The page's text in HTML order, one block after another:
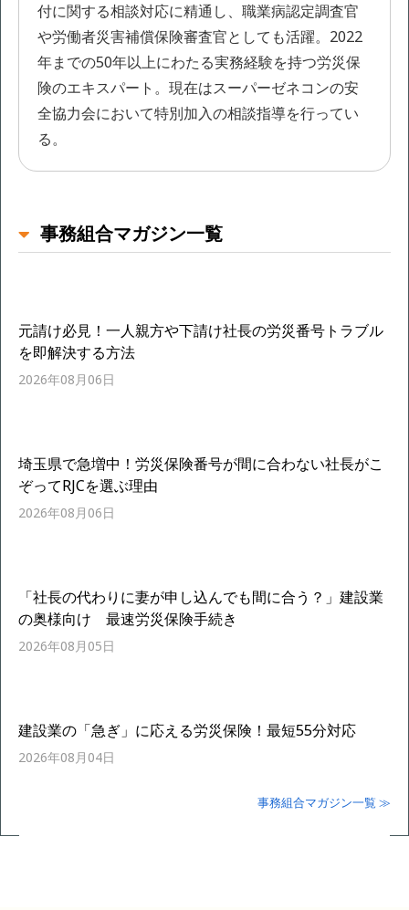
付に関する相談対応に精通し、職業病認定調査官
や労働者災害補償保険審査官としても活躍。2022
年までの50年以上にわたる実務経験を持つ労災保
険のエキスパート。現在はスーパーゼネコンの安
全協力会において特別加入の相談指導を行ってい
る。
事務組合マガジン一覧
元請け必見！一人親方や下請け社長の労災番号トラブル
を即解決する方法
2026年08月06日
埼玉県で急増中！労災保険番号が間に合わない社長がこ
ぞってRJCを選ぶ理由
2026年08月06日
「社長の代わりに妻が申し込んでも間に合う？」建設業
の奥様向け 最速労災保険手続き
2026年08月05日
建設業の「急ぎ」に応える労災保険！最短55分対応
2026年08月04日
事務組合マガジン一覧 ≫